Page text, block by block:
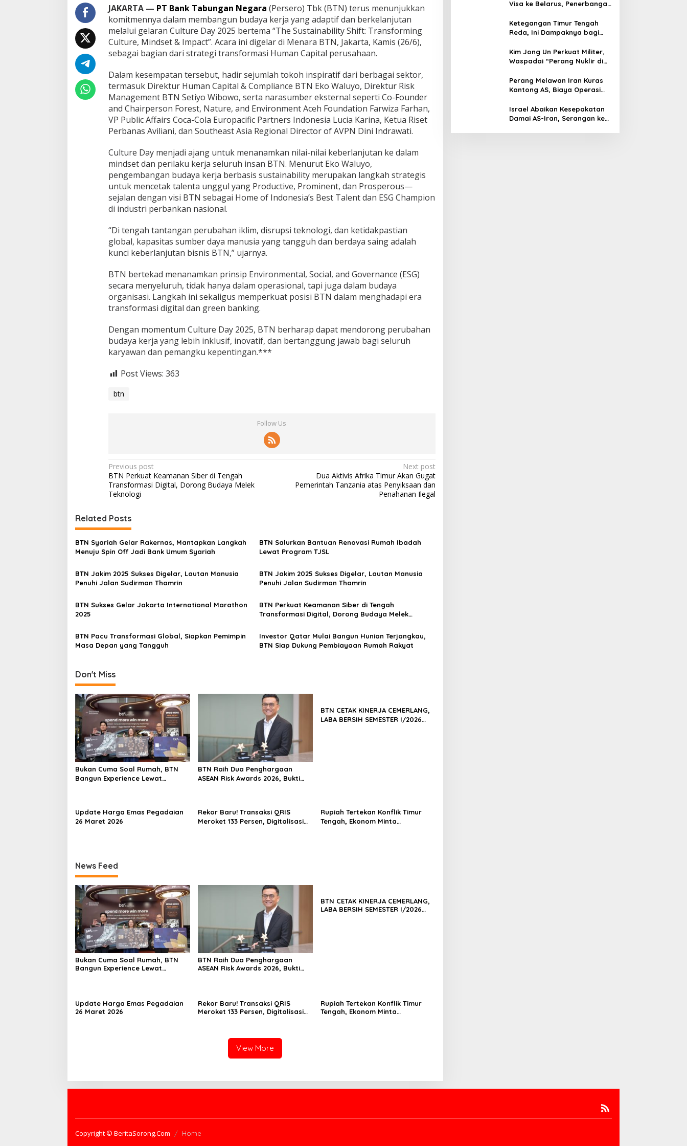
l
t
u
r
e
D
y
2
0
2
5
JAKARTA — PT Bank Tabungan Negara (Persero) Tbk (BTN) terus menunjukkan
komitmennya dalam membangun budaya kerja yang adaptif dan berkelanjutan
melalui gelaran Culture Day 2025 bertema “The Sustainability Shift: Transforming
Culture, Mindset & Impact”. Acara ini digelar di Menara BTN, Jakarta, Kamis (26/6),
sebagai bagian dari strategi transformasi Human Capital perusahaan.
Dalam kesempatan tersebut, hadir sejumlah tokoh inspiratif dari berbagai sektor,
termasuk Direktur Human Capital & Compliance BTN Eko Waluyo, Direktur Risk
Management BTN Setiyo Wibowo, serta narasumber eksternal seperti Co-Founder
and Chairperson Forest, Nature, and Environment Aceh Foundation Farwiza Farhan,
VP Public Affairs Coca-Cola Europacific Partners Indonesia Lucia Karina, Ketua Riset
Perbanas Aviliani, dan Southeast Asia Regional Director of AVPN Dini Indrawati.
Culture Day menjadi ajang untuk menanamkan nilai-nilai keberlanjutan ke dalam
mindset dan perilaku kerja seluruh insan BTN. Menurut Eko Waluyo,
pengembangan budaya kerja berbasis sustainability merupakan langkah strategis
untuk mencetak talenta unggul yang Productive, Prominent, dan Prosperous—
sejalan dengan visi BTN sebagai Home of Indonesia’s Best Talent dan ESG Champion
di industri perbankan nasional.
“Di tengah tantangan perubahan iklim, disrupsi teknologi, dan ketidakpastian
global, kapasitas sumber daya manusia yang tangguh dan berdaya saing adalah
kunci keberlanjutan bisnis BTN,” ujarnya.
BTN bertekad menanamkan prinsip Environmental, Social, and Governance (ESG)
secara menyeluruh, tidak hanya dalam operasional, tapi juga dalam budaya
organisasi. Langkah ini sekaligus memperkuat posisi BTN dalam menghadapi era
transformasi digital dan green banking.
Dengan momentum Culture Day 2025, BTN berharap dapat mendorong perubahan
budaya kerja yang lebih inklusif, inovatif, dan bertanggung jawab bagi seluruh
karyawan dan pemangku kepentingan.***
Post Views: 363
btn
Follow Us
P
o
s
t
n
a
v
i
g
t
o
Previous post
BTN Perkuat Keamanan Siber di Tengah
Transformasi Digital, Dorong Budaya Melek
Teknologi
Next post
Dua Aktivis Afrika Timur Akan Gugat
Pemerintah Tanzania atas Penyiksaan dan
Penahanan Ilegal
Related Posts
BTN Syariah Gelar Rakernas, Mantapkan Langkah
Menuju Spin Off Jadi Bank Umum Syariah
BTN Salurkan Bantuan Renovasi Rumah Ibadah
Lewat Program TJSL
BTN Jakim 2025 Sukses Digelar, Lautan Manusia
Penuhi Jalan Sudirman Thamrin
BTN Jakim 2025 Sukses Digelar, Lautan Manusia
Penuhi Jalan Sudirman Thamrin
BTN Sukses Gelar Jakarta International Marathon
2025
BTN Perkuat Keamanan Siber di Tengah
Transformasi Digital, Dorong Budaya Melek
BTN Pacu Transformasi Global, Siapkan Pemimpin
Masa Depan yang Tangguh
Investor Qatar Mulai Bangun Hunian Terjangkau,
BTN Siap Dukung Pembiayaan Rumah Rakyat
Don't Miss
Bukan Cuma Soal Rumah, BTN
Bangun Experience Lewat
BTN Raih Dua Penghargaan
ASEAN Risk Awards 2026, Bukti
Berkelanjutan
BTN CETAK KINERJA CEMERLANG,
LABA BERSIH SEMESTER I/2026
Update Harga Emas Pegadaian
26 Maret 2026
Rekor Baru! Transaksi QRIS
Meroket 133 Persen, Digitalisasi
Rupiah Tertekan Konflik Timur
Tengah, Ekonom Minta
News Feed
Bukan Cuma Soal Rumah, BTN
Bangun Experience Lewat
BTN Raih Dua Penghargaan
ASEAN Risk Awards 2026, Bukti
Berkelanjutan
BTN CETAK KINERJA CEMERLANG,
LABA BERSIH SEMESTER I/2026
Update Harga Emas Pegadaian
26 Maret 2026
Rekor Baru! Transaksi QRIS
Meroket 133 Persen, Digitalisasi
Rupiah Tertekan Konflik Timur
Tengah, Ekonom Minta
View More
Visa ke Belarus, Penerbangan
Ketegangan Timur Tengah
Reda, Ini Dampaknya bagi
Kim Jong Un Perkuat Militer,
Waspadai “Perang Nuklir di
Perang Melawan Iran Kuras
Kantong AS, Biaya Operasi
Israel Abaikan Kesepakatan
Damai AS-Iran, Serangan ke
Copyright © BeritaSorong.Com Home